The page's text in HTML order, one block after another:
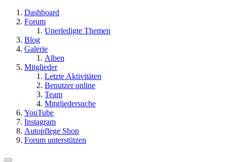
Dashboard
Forum
Unerledigte Themen
Blog
Galerie
Alben
Mitglieder
Letzte Aktivitäten
Benutzer online
Team
Mitgliedersuche
YouTube
Instagram
Autopflege Shop
Forum unterstützen